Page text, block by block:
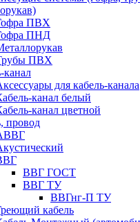
ПВХ
ПНД
ПВХ
канал
для кабель-канала
канал белый
канал цветной
провод
ВВГ ГОСТ
ВВГ ТУ
ВВГнг-П ТУ
кабель